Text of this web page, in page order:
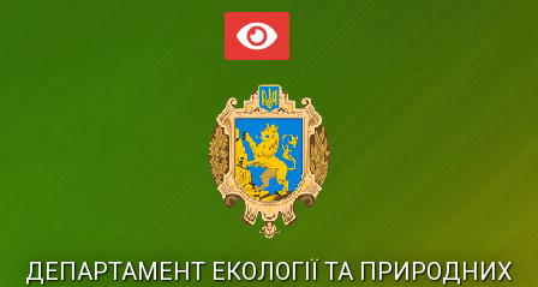
ДЕПАРТАМЕНТ ЕКОЛОГІЇ ТА ПРИРОДНИХ